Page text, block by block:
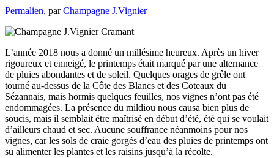
Permalien, parChampagne J.Vignier
L’année 2018 nous a donné un millésime heureux. Après un hiver
rigoureux et enneigé, le printemps était marqué par une alternance
de pluies abondantes et de soleil. Quelques orages de grêle ont
tourné au-dessus de la Côte des Blancs et des Coteaux du
Sézannais, mais hormis quelques feuilles, nos vignes n’ont pas été
endommagées. La présence du mildiou nous causa bien plus de
soucis, mais il semblait être maîtrisé en début d’été, été qui se voulait
d’ailleurs chaud et sec. Aucune souffrance néanmoins pour nos
vignes, car les sols de craie gorgés d’eau des pluies de printemps ont
su alimenter les plantes et les raisins jusqu’à la récolte.